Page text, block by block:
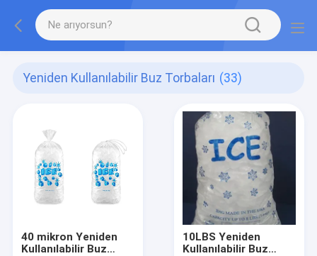
Yeniden Kullanılabilir Buz Torbaları (33)
40 mikron Yeniden
Kullanılabilir Buz
10LBS Yeniden
Kullanılabilir Buz